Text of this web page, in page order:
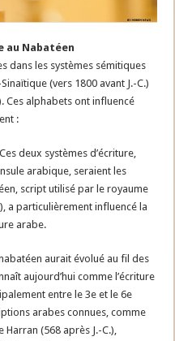
au Nabatéen
dans les systèmes sémitiques
(vers 1800 avant J.-C.)
Ces alphabets ont influencé
:
deux systèmes d’écriture,
arabique, seraient les
script utilisé par le royaume
a particulièrement influencé la
arabe.
aurait évolué au fil des
aujourd’hui comme l’écriture
entre le 3e et le 6e
arabes connues, comme
Harran (568 après J.-C.),